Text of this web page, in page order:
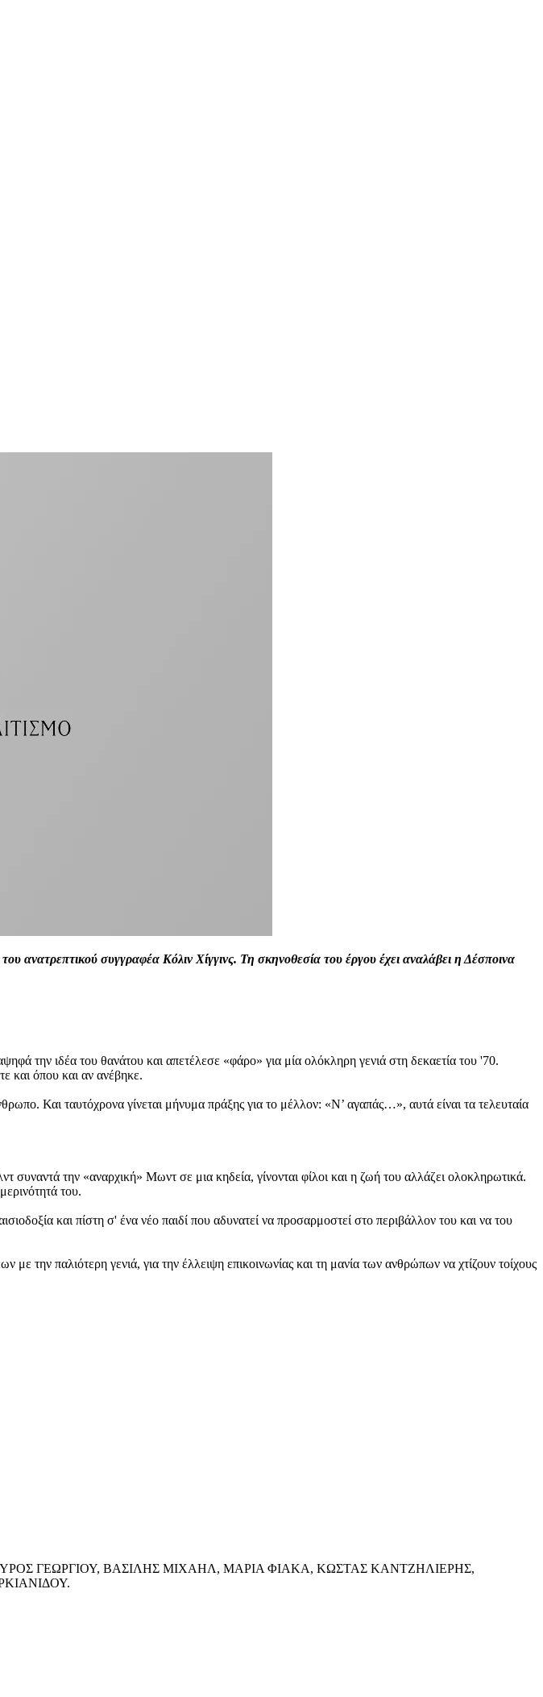
συγγραφέα Κόλιν Χίγγινς. Τη σκηνοθεσία του έργου έχει αναλάβει η Δέσποινα
την ιδέα του θανάτου και απετέλεσε «φάρο» για μία ολόκληρη γενιά στη δεκαετία του '70.
και όπου και αν ανέβηκε.
Και ταυτόχρονα γίνεται μήνυμα πράξης για το μέλλον: «Ν’ αγαπάς…», αυτά είναι τα τελευταία
την «αναρχική» Μωντ σε μια κηδεία, γίνονται φίλοι και η ζωή του αλλάζει ολοκληρωτικά.
του.
και πίστη σ' ένα νέο παιδί που αδυνατεί να προσαρμοστεί στο περιβάλλον του και να του
την παλιότερη γενιά, για την έλλειψη επικοινωνίας και τη μανία των ανθρώπων να χτίζουν τοίχους
ΓΕΩΡΓΙΟΥ, ΒΑΣΙΛΗΣ ΜΙΧΑΗΛ, ΜΑΡΙΑ ΦΙΑΚΑ, ΚΩΣΤΑΣ ΚΑΝΤΖΗΛΙΕΡΗΣ,